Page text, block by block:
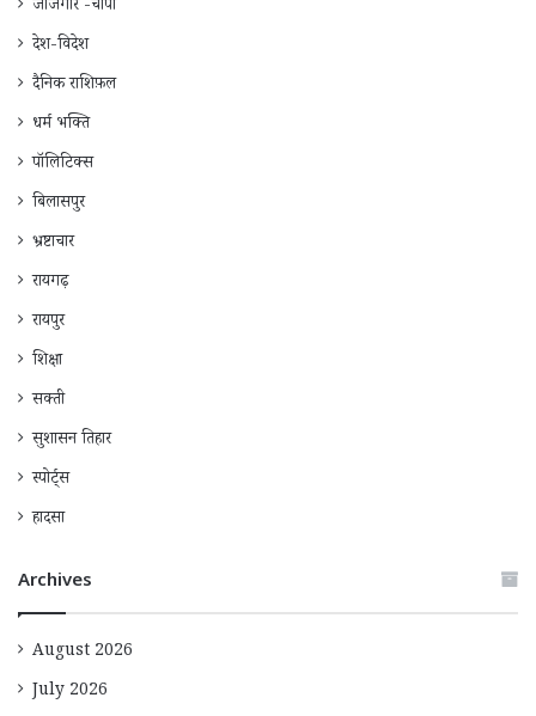
जाँजगीर -चाँपा
देश-विदेश
दैनिक राशिफ़ल
धर्म भक्ति
पॉलिटिक्स
बिलासपुर
भ्रष्टाचार
रायगढ़
रायपुर
शिक्षा
सक्ती
सुशासन तिहार
स्पोर्ट्स
हादसा
Archives
August 2026
July 2026